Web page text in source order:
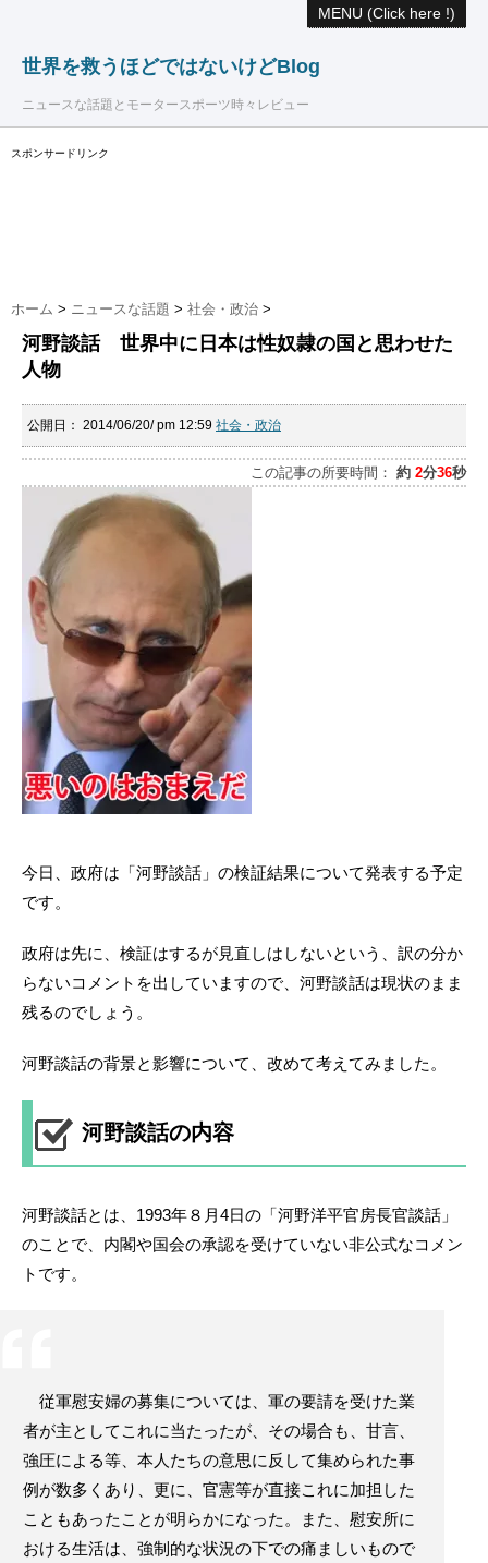
MENU (Click here !)
世界を救うほどではないけどBlog
ニュースな話題とモータースポーツ時々レビュー
スポンサードリンク
ホーム > ニュースな話題 > 社会・政治 >
河野談話 世界中に日本は性奴隷の国と思わせた
人物
公開日： 2014/06/20/ pm 12:59 社会・政治
この記事の所要時間： 約 2分36秒
今日、政府は「河野談話」の検証結果について発表する予定
です。
政府は先に、検証はするが見直しはしないという、訳の分か
らないコメントを出していますので、河野談話は現状のまま
残るのでしょう。
河野談話の背景と影響について、改めて考えてみました。
河野談話の内容
河野談話とは、1993年８月4日の「河野洋平官房長官談話」
のことで、内閣や国会の承認を受けていない非公式なコメン
トです。
従軍慰安婦の募集については、軍の要請を受けた業
者が主としてこれに当たったが、その場合も、甘言、
強圧による等、本人たちの意思に反して集められた事
例が数多くあり、更に、官憲等が直接これに加担した
こともあったことが明らかになった。また、慰安所に
おける生活は、強制的な状況の下での痛ましいもので